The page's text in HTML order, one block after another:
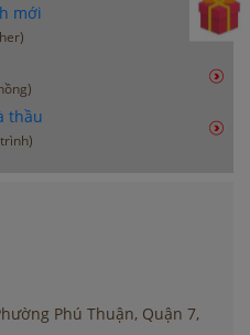
mới
thầu
Phú Thuận, Quận 7,